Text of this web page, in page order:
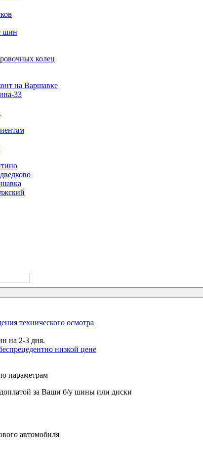
шин
колец
на Варшавке
33
технического осмотра
на 2-3 дня.
низкой цене
параметрам
за Ваши б/у шины или диски
автомобиля